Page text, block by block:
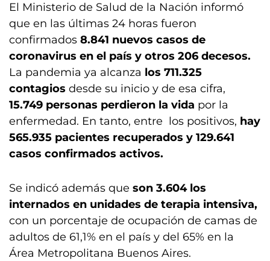
El Ministerio de Salud de la Nación informó
que en las últimas 24 horas fueron
confirmados 8.841 nuevos casos de
coronavirus en el país y otros 206 decesos.
La pandemia ya alcanza los 711.325
contagios desde su inicio y de esa cifra,
15.749 personas perdieron la vida por la
enfermedad. En tanto, entre los positivos, hay
565.935 pacientes recuperados y 129.641
casos confirmados activos.
Se indicó además que son 3.604 los
internados en unidades de terapia intensiva,
con un porcentaje de ocupación de camas de
adultos de 61,1% en el país y del 65% en la
Área Metropolitana Buenos Aires.